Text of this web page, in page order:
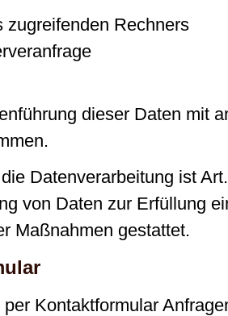
zugreifenden Rechners
dieser Daten mit
Datenverarbeitung ist
von Daten zur Erfüllung
Maßnahmen gestattet.
Kontaktformular